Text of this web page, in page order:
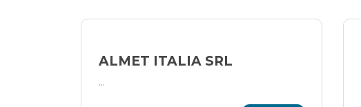
ALMET ITALIA SRL
...